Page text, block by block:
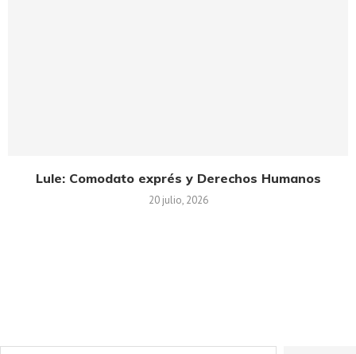
Lule: Comodato exprés y Derechos Humanos
20 julio, 2026